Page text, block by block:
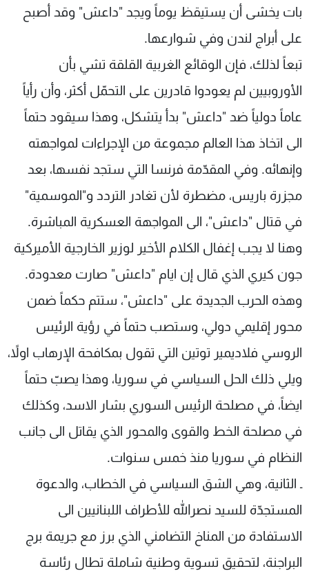
بات يخشى أن يستيقظ يوماً ويجد "داعش" وقد أصبح
على أبراج لندن وفي شوارعها.
تبعاً لذلك، فإن الوقائع الغربية القلقة تشي بأن
الأوروبيين لم يعودوا قادرين على التحمّل أكثر، وأن رأياً
عاماً دولياً ضد "داعش" بدأ يتشكل، وهذا سيقود حتماً
الى اتخاذ هذا العالم مجموعة من الإجراءات لمواجهته
وإنهائه. وفي المقدّمة فرنسا التي ستجد نفسها، بعد
مجزرة باريس، مضطرة لأن تغادر التردد و"الموسمية"
في قتال "داعش"، الى المواجهة العسكرية المباشرة.
وهنا لا يجب إغفال الكلام الأخير لوزير الخارجية الأميركية
جون كيري الذي قال إن ايام "داعش" صارت معدودة.
وهذه الحرب الجديدة على "داعش"، ستتم حكماً ضمن
محور إقليمي دولي، وستصب حتماً في رؤية الرئيس
الروسي فلاديمير توتين التي تقول بمكافحة الإرهاب اولاً،
ويلي ذلك الحل السياسي في سوريا، وهذا يصبّ حتماً
ايضاً، في مصلحة الرئيس السوري بشار الاسد، وكذلك
في مصلحة الخط والقوى والمحور الذي يقاتل الى جانب
النظام في سوريا منذ خمس سنوات.
ـ الثانية، وهي الشق السياسي في الخطاب، والدعوة
المستجدّة للسيد نصرالله للأطراف اللبنانيين الى
الاستفادة من المناخ التضامني الذي برز مع جريمة برج
البراجنة، لتحقيق تسوية وطنية شاملة تطال رئاسة